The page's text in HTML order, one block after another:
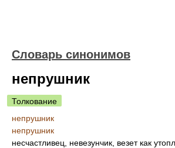
Словарь синонимов
непрушник
Толкование
непрушник
непрушник
несчастливец, невезунчик, везет как